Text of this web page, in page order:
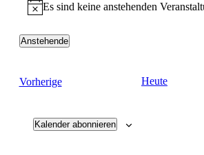
Hinweis
Es sind keine anstehenden
Anstehende
VorherigeVeranstaltungen Heute
Kalender abonnieren